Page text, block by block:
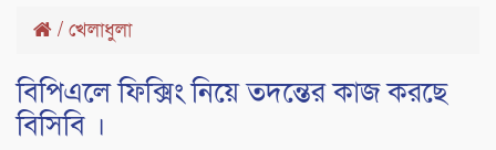
/ খেলাধুলা
বিপিএলে ফিক্সিং নিয়ে তদন্তের কাজ করছে
বিসিবি ।